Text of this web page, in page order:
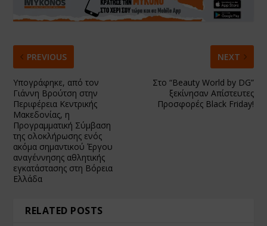
PREVIOUS
Υπογράφηκε, από τον
Γιάννη Βρούτση στην
Περιφέρεια Κεντρικής
Μακεδονίας, η
Προγραμματική Σύμβαση
της ολοκλήρωσης ενός
ακόμα σημαντικού Έργου
αναγέννησης αθλητικής
εγκατάστασης στη Βόρεια
Ελλάδα
NEXT
Στο “Beauty World by DG”
ξεκίνησαν Απίστευτες
Προσφορές Black Friday!
RELATED POSTS